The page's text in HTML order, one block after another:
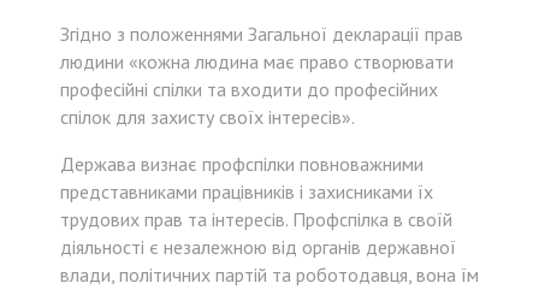
Згідно з положеннями Загальної декларації прав
людини «кожна людина має право створювати
професійні спілки та входити до професійних
спілок для захисту своїх інтересів».
Держава визнає профспілки повноважними
представниками працівників і захисниками їх
трудових прав та інтересів. Профспілка в своїй
діяльності є незалежною від органів державної
влади, політичних партій та роботодавця, вона їм